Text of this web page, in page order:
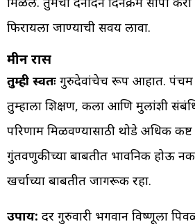
फिरायला जाण्याची सवय लावा.
मीन रास
तुम्ही स्वतः गुरुदेवांचेच रूप आहात. पंचम
तुम्हाला शिक्षण, कला आणि मुलांशी
परिणाम मिळवण्यासाठी थोडे अधिक
गुंतवणुकीच्या बाबतीत भावनिक होऊ
खर्चाच्या बाबतीत जागरूक रहा.
उपाय: दर गुरुवारी भगवान विष्णूला